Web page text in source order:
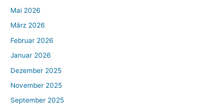
Mai 2026
März 2026
Februar 2026
Januar 2026
Dezember 2025
November 2025
September 2025